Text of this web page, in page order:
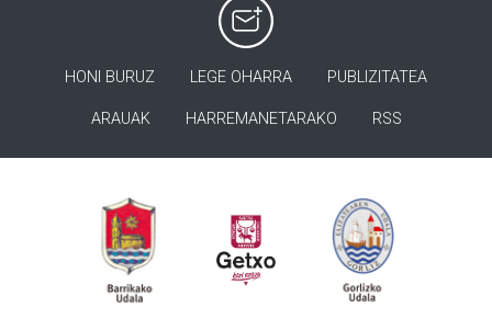
HONI BURUZ LEGE OHARRA PUBLIZITATEA
ARAUAK HARREMANETARAKO RSS